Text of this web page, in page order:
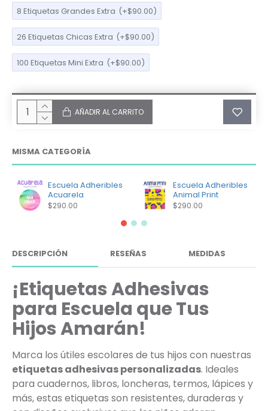
8 Etiquetas Grandes Extra (+$90.00)
26 Etiquetas Chicas Extra (+$90.00)
100 Etiquetas Mini Extra (+$90.00)
AÑADIR AL CARRITO
MISMA CATEGORÍA
Escuela Adheribles
Acuarela
$290.00
Escuela Adheribles
Animal Print
$290.00
DESCRIPCIÓN RESEÑAS MEDIDAS
¡Etiquetas Adhesivas
para Escuela que Tus
Hijos Amarán!
Marca los útiles escolares de tus hijos con nuestras
etiquetas adhesivas personalizadas. Ideales
para cuadernos, libros, loncheras, termos, lápices y
más, estas etiquetas son resistentes, duraderas y